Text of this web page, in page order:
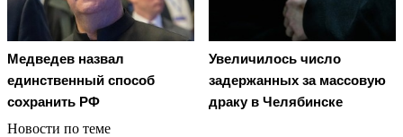
Медведев назвал
единственный способ
сохранить РФ
Увеличилось число
задержанных за массовую
драку в Челябинске
Новости по теме